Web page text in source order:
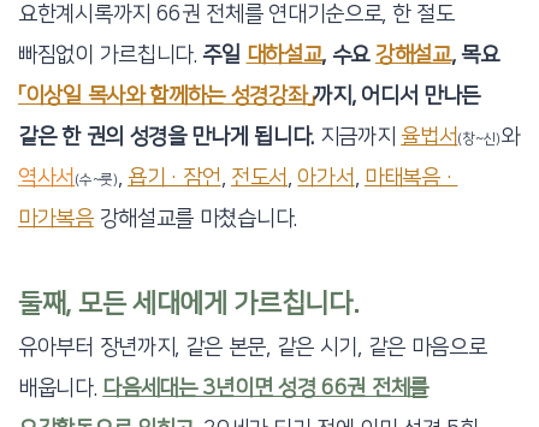
요한계시록까지 66권 전체를 연대기순으로, 한 절도
빠짐없이 가르칩니다.주일 대하설교, 수요 강해설교, 목요
「이상일 목사와 함께하는 성경강좌」까지, 어디서 만나든
같은 한 권의 성경을 만나게 됩니다. 지금까지율법서 (창~신)와
역사서 (수~룻),욥기·잠언, 전도서 , 아가서 , 마태복음·
마가복음강해설교를 마쳤습니다.
둘째, 모든 세대에게 가르칩니다.
유아부터 장년까지, 같은 본문, 같은 시기, 같은 마음으로
배웁니다. 다음세대는 3년이면 성경 66권 전체를